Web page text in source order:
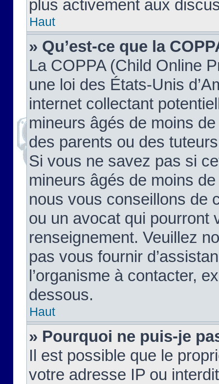
plus activement aux
Haut
» Qu’est-ce que la
La COPPA (Child Online
une loi des États-Unis
internet collectant
mineurs âgés de moins
des parents ou des
Si vous ne savez pas si
mineurs âgés de moins
nous vous conseillons de
ou un avocat qui pourront
renseignement. Veuillez
pas vous fournir
l’organisme à contacter,
dessous.
Haut
» Pourquoi ne puis-je
Il est possible que le
votre adresse IP ou